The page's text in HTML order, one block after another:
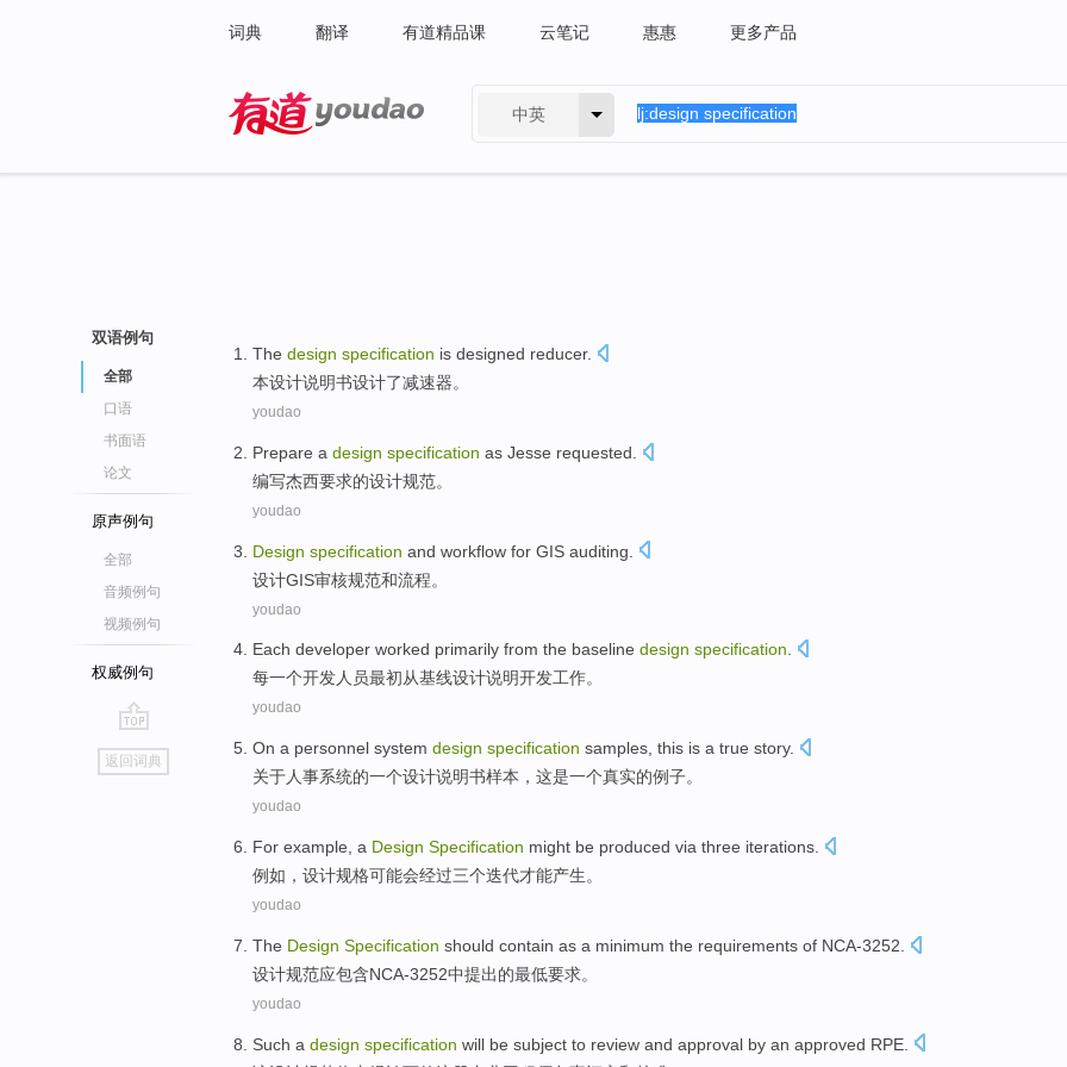
词典 翻译 有道精品课 云笔记 惠惠 更多产品
中英
双语例句
全部
口语
书面语
论文
原声例句
全部
音频例句
视频例句
权威例句
go
top
返回词典
The design specification is designed reducer.
本设计说明书设计了减速器。
youdao
Prepare a design specification as Jesse requested
编写杰西要求的设计规范。
youdao
Design specification and workflow for GIS auditing
设计GIS审核规范和流程。
youdao
Each developer worked primarily from the baseline design specification.
每一个开发人员最初从基线设计说明开发工作。
youdao
On a personnel system design specification samples this is a true story.
关于人事系统的一个设计说明书样本 ， 这是一个真实的例子。
youdao
For example , a Design Specification might be produced via three iterations
例如 ， 设计规格可能会经过三个迭代才能产生。
youdao
The Design Specification should contain as a minimum the requirements of NCA-3252.
设计规范应包含NCA-3252中提出的最低要求。
youdao
Such a design specification will be subject to review and approval by an approved RPE.